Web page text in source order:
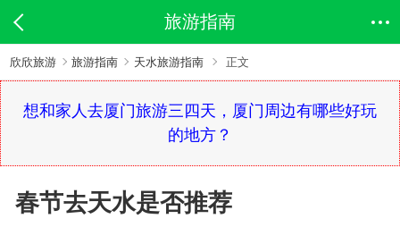
旅游指南
欣欣旅游 旅游指南 天水旅游指南 正文
想和家人去厦门旅游三四天，厦门周边有哪些好玩
的地方？
春节去天水是否推荐